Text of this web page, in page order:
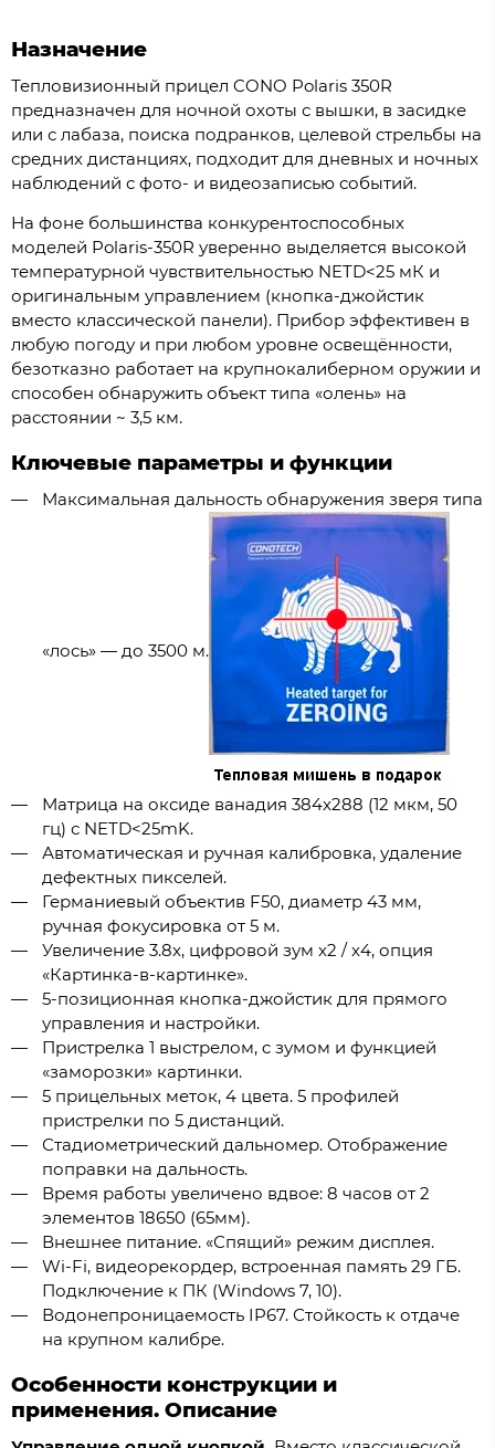
Назначение
Тепловизионный прицел CONO Polaris 350R
предназначен для ночной охоты с вышки, в засидке
или с лабаза, поиска подранков, целевой стрельбы на
средних дистанциях, подходит для дневных и ночных
наблюдений с фото- и видеозаписью событий.
На фоне большинства конкурентоспособных
моделей Polaris-350R уверенно выделяется высокой
температурной чувствительностью NETD<25 мК и
оригинальным управлением (кнопка-джойстик
вместо классической панели). Прибор эффективен в
любую погоду и при любом уровне освещённости,
безотказно работает на крупнокалиберном оружии и
способен обнаружить объект типа «олень» на
расстоянии ~ 3,5 км.
Ключевые параметры и функции
Максимальная дальность обнаружения зверя типа
«лось» — до 3500 м.
Матрица на оксиде ванадия 384x288 (12 мкм, 50
гц) с NETD<25mK.
Автоматическая и ручная калибровка, удаление
дефектных пикселей.
Германиевый объектив F50, диаметр 43 мм,
ручная фокусировка от 5 м.
Увеличение 3.8x, цифровой зум x2 / x4, опция
«Картинка-в-картинке».
5-позиционная кнопка-джойстик для прямого
управления и настройки.
Пристрелка 1 выстрелом, c зумом и функцией
«заморозки» картинки.
5 прицельных меток, 4 цвета. 5 профилей
пристрелки по 5 дистанций.
Стадиометрический дальномер. Отображение
поправки на дальность.
Время работы увеличено вдвое: 8 часов от 2
элементов 18650 (65мм).
Внешнее питание. «Спящий» режим дисплея.
Wi-Fi, видеорекордер, встроенная память 29 ГБ.
Подключение к ПК (Windows 7, 10).
Водонепроницаемость IP67. Стойкость к отдаче
на крупном калибре.
Особенности конструкции и
применения. Описание